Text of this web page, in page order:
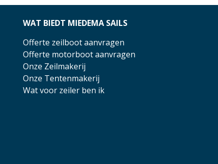
WAT BIEDT MIEDEMA SAILS
Offerte zeilboot aanvragen
Offerte motorboot aanvragen
Onze Zeilmakerij
Onze Tentenmakerij
Wat voor zeiler ben ik